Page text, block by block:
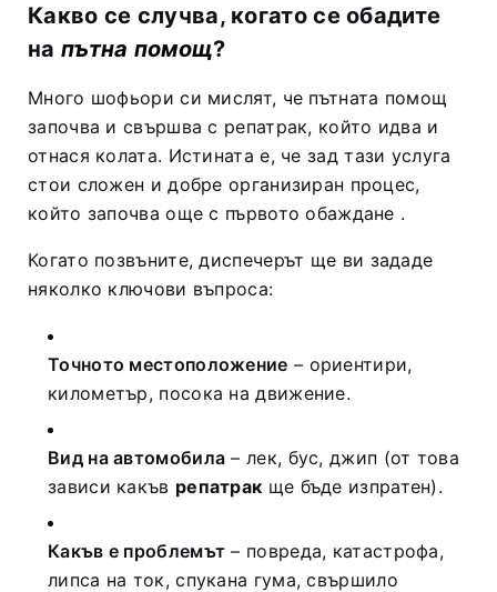
Какво се случва, когато се обадите
на пътна помощ?
Много шофьори си мислят, че пътната помощ
започва и свършва с репатрак, който идва и
отнася колата. Истината е, че зад тази услуга
стои сложен и добре организиран процес,
който започва още с първото обаждане .
Когато позвъните, диспечерът ще ви зададе
няколко ключови въпроса:
Точното местоположение – ориентири,
километър, посока на движение.
Вид на автомобила – лек, бус, джип (от това
зависи какъв репатрак ще бъде изпратен).
Какъв е проблемът – повреда, катастрофа,
липса на ток, спукана гума, свършило